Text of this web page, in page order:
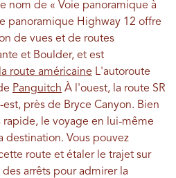
nom de « Voie panoramique à
panoramique Highway 12 offre
de vues et de routes
et Boulder, et est
route américaine L'autoroute
Panguitch À l'ouest, la route SR
près de Bryce Canyon. Bien
le voyage en lui-même
destination. Vous pouvez
route et étaler le trajet sur
arrêts pour admirer la